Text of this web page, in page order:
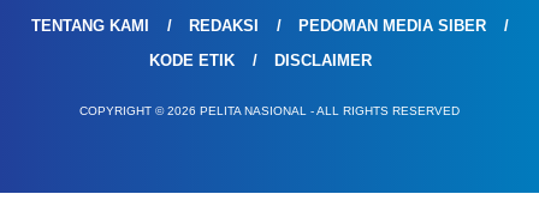
TENTANG KAMI REDAKSI
PEDOMAN MEDIA SIBER
KODE ETIK
DISCLAIMER
COPYRIGHT © 2026 PELITA NASIONAL - ALL RIGHTS RESERVED